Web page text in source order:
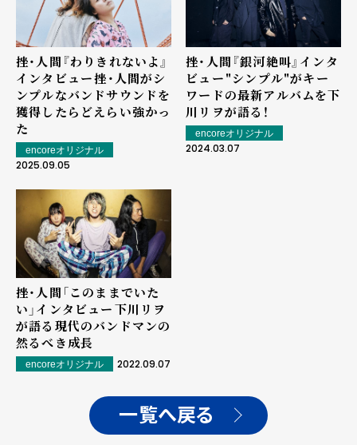
挫・人間『わりきれないよ』
インタビュー――挫・人間がシ
ンプルなバンドサウンドを
獲得したらどえらい強かっ
た
encoreオリジナル
2025.09.05
挫・人間『銀河絶叫』インタ
ビュー――"シンプル"がキー
ワードの最新アルバムを下
川リヲが語る！
encoreオリジナル
2024.03.07
挫・人間「このままでいた
い」インタビュー――下川リヲ
が語る現代のバンドマンの
然るべき成長
encoreオリジナル 2022.09.07
一覧へ戻る